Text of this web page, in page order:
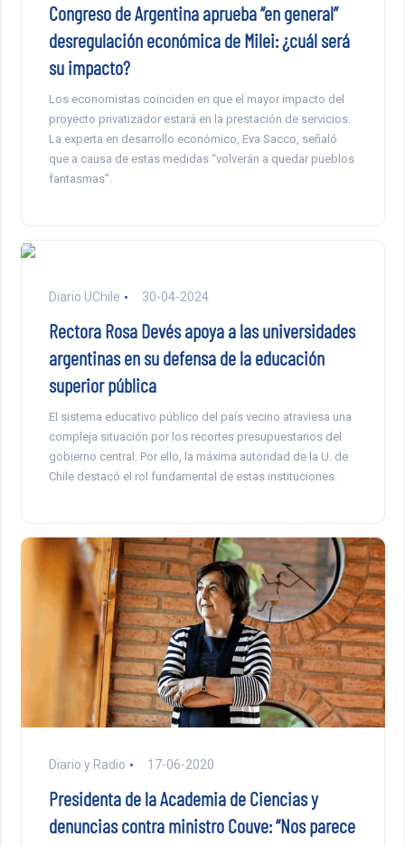
Congreso de Argentina aprueba “en general”
desregulación económica de Milei: ¿cuál será
su impacto?
Los economistas coinciden en que el mayor impacto del
proyecto privatizador estará en la prestación de servicios.
La experta en desarrollo económico, Eva Sacco, señaló
que a causa de estas medidas “volverán a quedar pueblos
fantasmas”.
Diario UChile 30-04-2024
Rectora Rosa Devés apoya a las universidades
argentinas en su defensa de la educación
superior pública
El sistema educativo público del país vecino atraviesa una
compleja situación por los recortes presupuestarios del
gobierno central. Por ello, la máxima autoridad de la U. de
Chile destacó el rol fundamental de estas instituciones.
Diario y Radio 17-06-2020
Presidenta de la Academia de Ciencias y
denuncias contra ministro Couve: “Nos parece